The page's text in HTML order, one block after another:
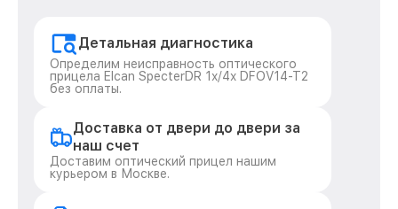
Детальная диагностика
Определим неисправность оптического
прицела Elcan SpecterDR 1x/4x DFOV14-T2
без оплаты.
Доставка от двери до двери за
наш счет
Доставим оптический прицел нашим
курьером в Москве.